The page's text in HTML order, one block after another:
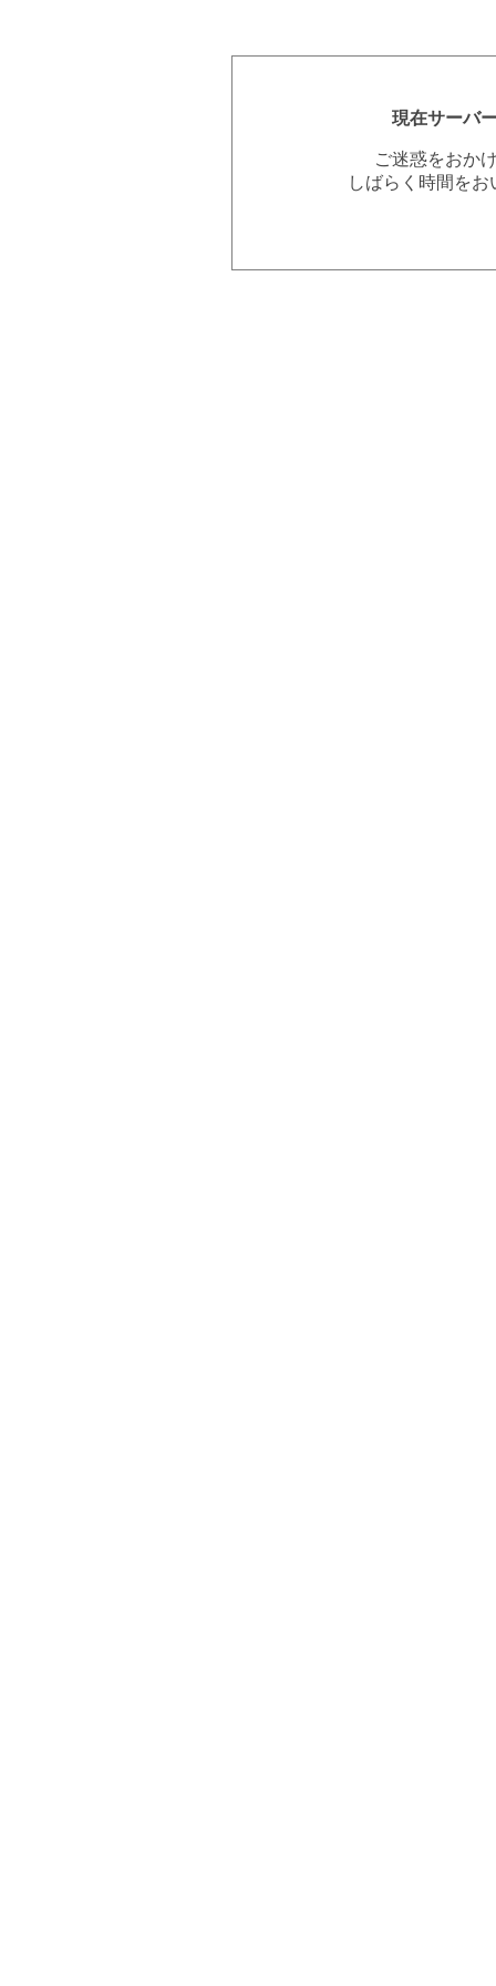
現在サーバ
ご迷惑をおか
しばらく時間を